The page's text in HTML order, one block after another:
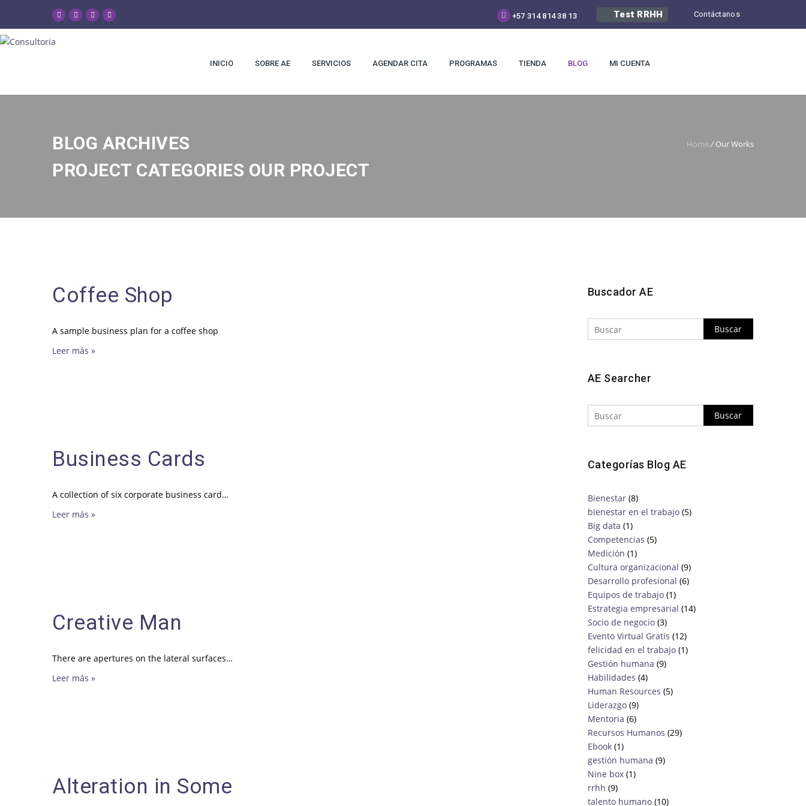
+57 314 814 38 13 Test RRHH Contáctanos
INICIO SOBRE AE SERVICIOS AGENDAR CITA PROGRAMAS TIENDA BLOG MI CUENTA
BLOG ARCHIVES
PROJECT CATEGORIES OUR PROJECT
Home/Our Works
Coffee Shop
A sample business plan for a coffee shop
Leer más »
Business Cards
A collection of six corporate business card…
Leer más »
Creative Man
There are apertures on the lateral surfaces…
Leer más »
Alteration in Some
Buscador AE
AE Searcher
Categorías Blog AE
Bienestar(8)
bienestar en el trabajo(5)
Big data (1)
Competencias (5)
Medición (1)
Cultura organizacional (9)
Desarrollo profesional (6)
Equipos de trabajo(1)
Estrategia empresarial (14)
Socio de negocio(3)
Evento Virtual Gratis (12)
felicidad en el trabajo(1)
Gestión humana (9)
Habilidades (4)
Human Resources (5)
Liderazgo(9)
Mentoria (6)
Recursos Humanos (29)
Ebook(1)
gestión humana (9)
Nine box(1)
rrhh (9)
talento humano(10)